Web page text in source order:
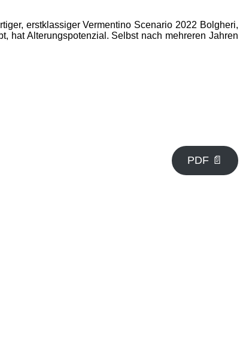
erstklassiger Vermentino Scenario 2022 Bolgheri,
hat Alterungspotenzial. Selbst nach mehreren Jahren
PDF 📄